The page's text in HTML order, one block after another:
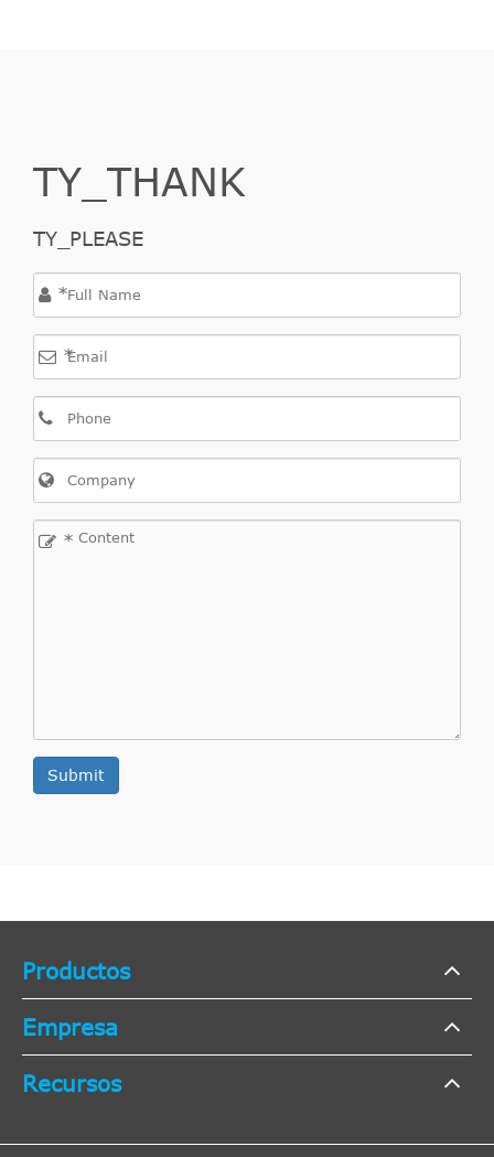
TY_THANK
TY_PLEASE
*
*
*
Submit
Productos
Empresa
Recursos